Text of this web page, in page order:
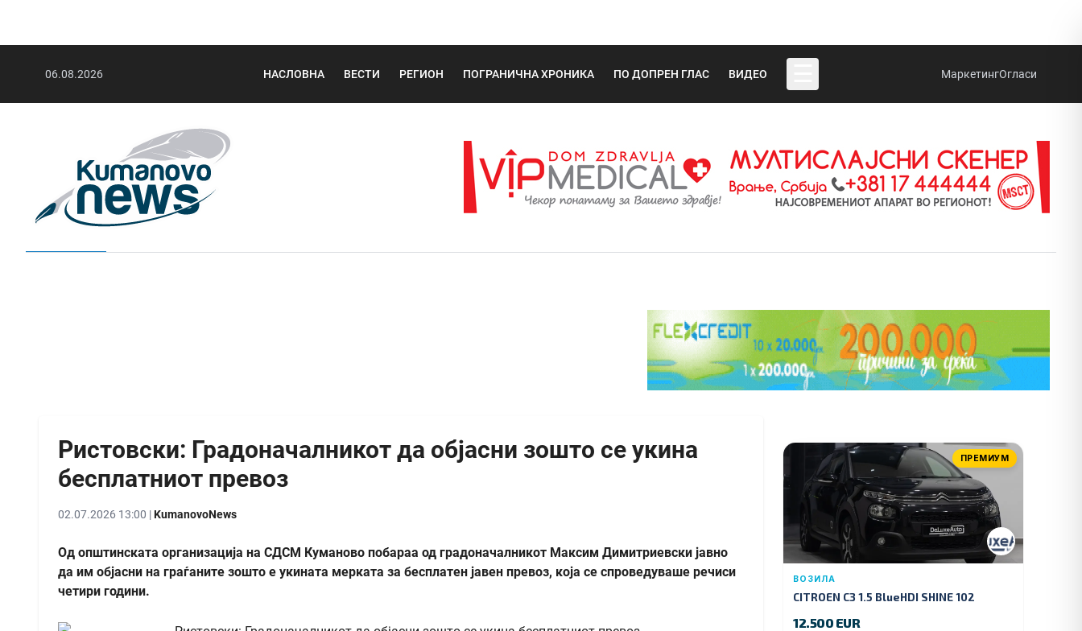
06.08.2026 НАСЛОВНА ВЕСТИ РЕГИОН ПОГРАНИЧНА ХРОНИКА ПО ДОПРЕН ГЛАС ВИДЕО МаркетингОгласи
Ристовски: Градоначалникот да објасни зошто се укина
бесплатниот превоз
02.07.2026 13:00 |KumanovoNews
Од општинската организација на СДСМ Куманово побараа од градоначалникот Максим Димитриевски јавно
да им објасни на граѓаните зошто е укината мерката за бесплатен јавен превоз, која се спроведуваше речиси
четири години.
ПРЕМИУМ
ВОЗИЛА
CITROEN C3 1.5 BlueHDI SHINE 102
12.500 EUR